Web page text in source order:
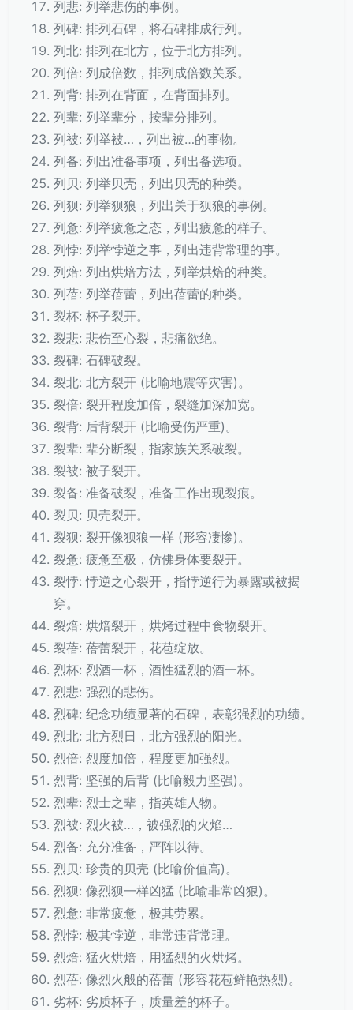
列悲: 列举悲伤的事例。
列碑: 排列石碑，将石碑排成行列。
列北: 排列在北方，位于北方排列。
列倍: 列成倍数，排列成倍数关系。
列背: 排列在背面，在背面排列。
列辈: 列举辈分，按辈分排列。
列被: 列举被…，列出被…的事物。
列备: 列出准备事项，列出备选项。
列贝: 列举贝壳，列出贝壳的种类。
列狈: 列举狈狼，列出关于狈狼的事例。
列惫: 列举疲惫之态，列出疲惫的样子。
列悖: 列举悖逆之事，列出违背常理的事。
列焙: 列出烘焙方法，列举烘焙的种类。
列蓓: 列举蓓蕾，列出蓓蕾的种类。
裂杯: 杯子裂开。
裂悲: 悲伤至心裂，悲痛欲绝。
裂碑: 石碑破裂。
裂北: 北方裂开 (比喻地震等灾害)。
裂倍: 裂开程度加倍，裂缝加深加宽。
裂背: 后背裂开 (比喻受伤严重)。
裂辈: 辈分断裂，指家族关系破裂。
裂被: 被子裂开。
裂备: 准备破裂，准备工作出现裂痕。
裂贝: 贝壳裂开。
裂狈: 裂开像狈狼一样 (形容凄惨)。
裂惫: 疲惫至极，仿佛身体要裂开。
裂悖: 悖逆之心裂开，指悖逆行为暴露或被揭
穿。
裂焙: 烘焙裂开，烘烤过程中食物裂开。
裂蓓: 蓓蕾裂开，花苞绽放。
烈杯: 烈酒一杯，酒性猛烈的酒一杯。
烈悲: 强烈的悲伤。
烈碑: 纪念功绩显著的石碑，表彰强烈的功绩。
烈北: 北方烈日，北方强烈的阳光。
烈倍: 烈度加倍，程度更加强烈。
烈背: 坚强的后背 (比喻毅力坚强)。
烈辈: 烈士之辈，指英雄人物。
烈被: 烈火被…，被强烈的火焰…
烈备: 充分准备，严阵以待。
烈贝: 珍贵的贝壳 (比喻价值高)。
烈狈: 像烈狈一样凶猛 (比喻非常凶狠)。
烈惫: 非常疲惫，极其劳累。
烈悖: 极其悖逆，非常违背常理。
烈焙: 猛火烘焙，用猛烈的火烘烤。
烈蓓: 像烈火般的蓓蕾 (形容花苞鲜艳热烈)。
劣杯: 劣质杯子，质量差的杯子。